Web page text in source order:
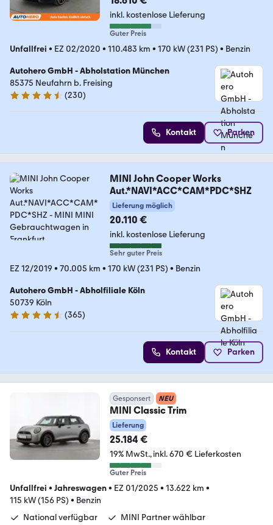
inkl. kostenlose Lieferung
Guter Preis
Unfallfrei • EZ 02/2020 • 110.483 km • 170 kW (231 PS) • Benzin
Autohero GmbH - Abholstation München
85375 Neufahrn b. Freising
4.4 Sterne
(230)
Kontakt Parken
MINI John Cooper Works
Aut.*NAVI*ACC*CAM*PDC*SHZ
Lieferung möglich
20.110 €
inkl. kostenlose Lieferung
Sehr guter Preis
EZ 12/2019 • 70.005 km • 170 kW (231 PS) • Benzin
Autohero GmbH - Abholfiliale Köln
50739 Köln
4.6 Sterne
(365)
Kontakt Parken
Gesponsert NEU
MINI Classic Trim
Lieferung
25.184 €
19% MwSt. inkl. 670 € Lieferkosten
Guter Preis
Unfallfrei • Jahreswagen• EZ 01/2025 • 13.622 km •
115 kW (156 PS) • Benzin
National verfügbar
MINI Partner wählbar